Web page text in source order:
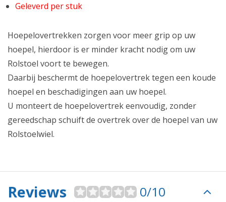
Geleverd per stuk
Hoepelovertrekken zorgen voor meer grip op uw
hoepel, hierdoor is er minder kracht nodig om uw
Rolstoel voort te bewegen.
Daarbij beschermt de hoepelovertrek tegen een koude
hoepel en beschadigingen aan uw hoepel.
U monteert de hoepelovertrek eenvoudig, zonder
gereedschap schuift de overtrek over de hoepel van uw
Rolstoelwiel.
Reviews 0/10